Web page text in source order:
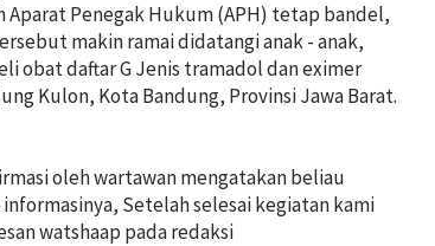
Penegak Hukum (APH) tetap bandel,
makin ramai didatangi anak - anak,
obat daftar G Jenis tramadol dan eximer
Kulon, Kota Bandung, Provinsi Jawa Barat.
oleh wartawan mengatakan beliau
Setelah selesai kegiatan kami
watshaap pada redaksi